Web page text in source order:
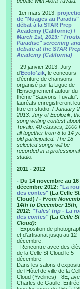
-1er mars 2013:
de "Nuages au Paradis"
débat à la STAR Prep
Academy (Californie) /
March 1st, 2013:
Paradise" screening and
debate at the STAR Prep
Academy (California)
- 29 janvier 2013: Jury
d'Ecolo'zik , le concours
d'écriture de chansons
organisé par la Ligue de
l'Enseignement autour du
thème "Sauvons Tuvalu".
lauréats enregistreront
titre en studio. / January
2013: Jury of Ecolozik,
song writing contest about
Tuvalu. 40 classes, 1000
all together from 8 to 14
old participated. The 18
selected songs will be
recorded in a professional
studio.
2011 - 2012
- Du 14 novembre au 16
décembre 2012: "La
des contes" (La Celle St
Cloud) / - From
14th to December 15th,
2012: "Tales' trip - La
des contes"(La Celle St
Cloud):
- Exposition de
et d’artisanat jusqu’au 12
décembre.
- Rencontre avec des
de la Celle St Cloud le 5
décembre
Dans les salons
de l’Hôtel de ville de la
Cloud (Yvelines) - 8E,
Charles de Gaulle. Entrée